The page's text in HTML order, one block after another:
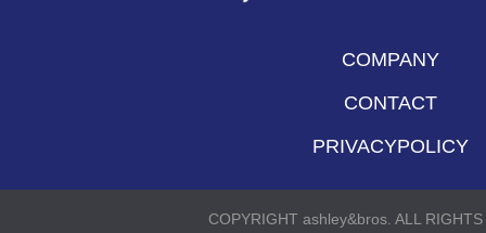
COMPANY
CONTACT
PRIVACYPOLICY
COPYRIGHT ashley&bros. ALL